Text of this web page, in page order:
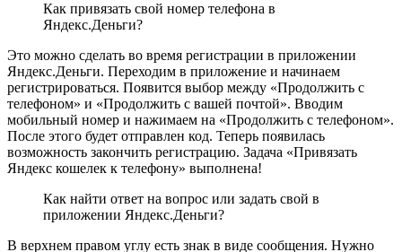
Как привязать свой номер телефона в
Яндекс.Деньги?
Это можно сделать во время регистрации в приложении
Яндекс.Деньги. Переходим в приложение и начинаем
регистрироваться. Появится выбор между «Продолжить с
телефоном» и «Продолжить с вашей почтой». Вводим
мобильный номер и нажимаем на «Продолжить с телефоном».
После этого будет отправлен код. Теперь появилась
возможность закончить регистрацию. Задача «Привязать
Яндекс кошелек к телефону» выполнена!
Как найти ответ на вопрос или задать свой в
приложении Яндекс.Деньги?
В верхнем правом углу есть знак в виде сообщения. Нужно